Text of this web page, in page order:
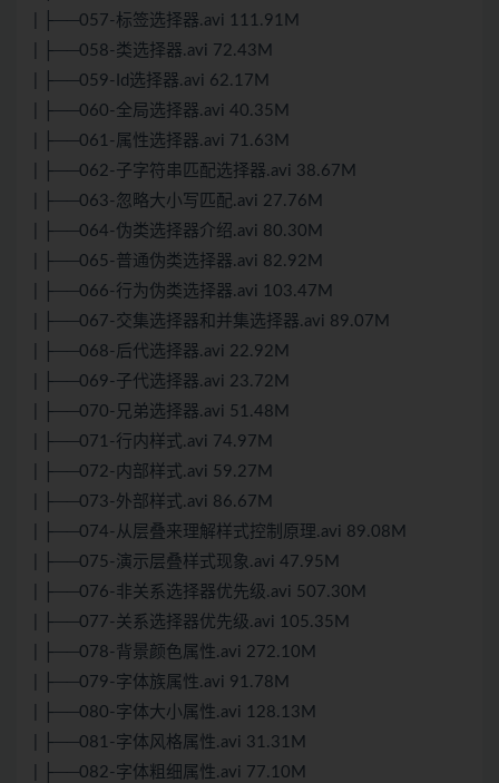
| ├──057-标签选择器.avi 111.91M
| ├──058-类选择器.avi 72.43M
| ├──059-Id选择器.avi 62.17M
| ├──060-全局选择器.avi 40.35M
| ├──061-属性选择器.avi 71.63M
| ├──062-子字符串匹配选择器.avi 38.67M
| ├──063-忽略大小写匹配.avi 27.76M
| ├──064-伪类选择器介绍.avi 80.30M
| ├──065-普通伪类选择器.avi 82.92M
| ├──066-行为伪类选择器.avi 103.47M
| ├──067-交集选择器和并集选择器.avi 89.07M
| ├──068-后代选择器.avi 22.92M
| ├──069-子代选择器.avi 23.72M
| ├──070-兄弟选择器.avi 51.48M
| ├──071-行内样式.avi 74.97M
| ├──072-内部样式.avi 59.27M
| ├──073-外部样式.avi 86.67M
| ├──074-从层叠来理解样式控制原理.avi 89.08M
| ├──075-演示层叠样式现象.avi 47.95M
| ├──076-非关系选择器优先级.avi 507.30M
| ├──077-关系选择器优先级.avi 105.35M
| ├──078-背景颜色属性.avi 272.10M
| ├──079-字体族属性.avi 91.78M
| ├──080-字体大小属性.avi 128.13M
| ├──081-字体风格属性.avi 31.31M
| ├──082-字体粗细属性.avi 77.10M